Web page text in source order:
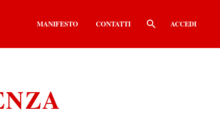
MANIFESTO CONTATTI ACCEDI